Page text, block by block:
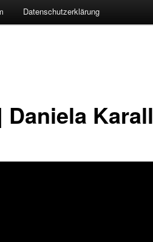
Datenschutzerklärung
Karall